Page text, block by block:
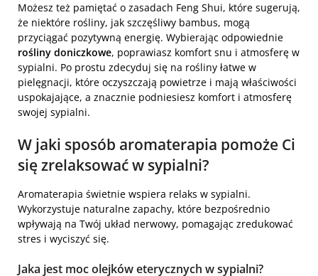
Możesz też pamiętać o zasadach Feng Shui, które sugerują,
że niektóre rośliny, jak szczęśliwy bambus, mogą
przyciągać pozytywną energię. Wybierając odpowiednie
rośliny doniczkowe, poprawiasz komfort snu i atmosferę w
sypialni. Po prostu zdecyduj się na rośliny łatwe w
pielęgnacji, które oczyszczają powietrze i mają właściwości
uspokajające, a znacznie podniesiesz komfort i atmosferę
swojej sypialni.
W jaki sposób aromaterapia pomoże Ci
się zrelaksować w sypialni?
Aromaterapia świetnie wspiera relaks w sypialni.
Wykorzystuje naturalne zapachy, które bezpośrednio
wpływają na Twój układ nerwowy, pomagając zredukować
stres i wyciszyć się.
Jaka jest moc olejków eterycznych w sypialni?